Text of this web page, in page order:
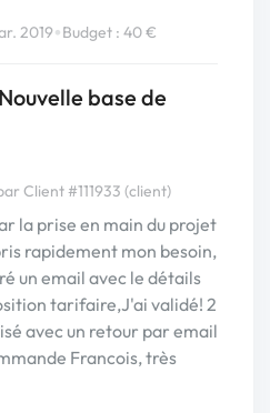
2019•Budget : 40 €
base de
Client #111933 (client)
la prise en main du projet
rapidement mon besoin,
un email avec le détails
tarifaire,J'ai validé! 2
avec un retour par email
Francois, très